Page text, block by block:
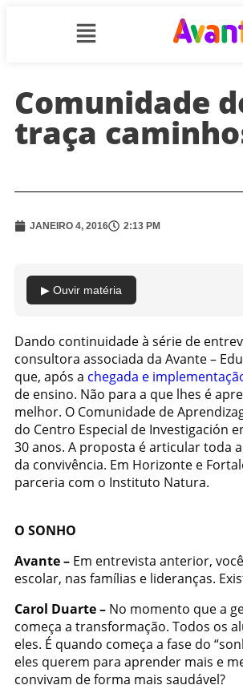
Comunidade
traça
JANEIRO 4, 2016 2:13 PM
▶ Ouvir matéria
Dando continuidade à série de
consultora associada da Avante –
que, após a chegada e
de ensino. Não para a que lhes é
melhor. O Comunidade de
do Centro Especial de Investigación
30 anos. A proposta é articular toda
da convivência. Em Horizonte e
parceria com o Instituto Natura.
O SONHO
Avante – Em entrevista anterior,
escolar, nas famílias e lideranças.
Carol Duarte – No momento que a
começa a transformação. Todos os
eles. É quando começa a fase do
eles querem para aprender mais e
convivam de forma mais saudável?